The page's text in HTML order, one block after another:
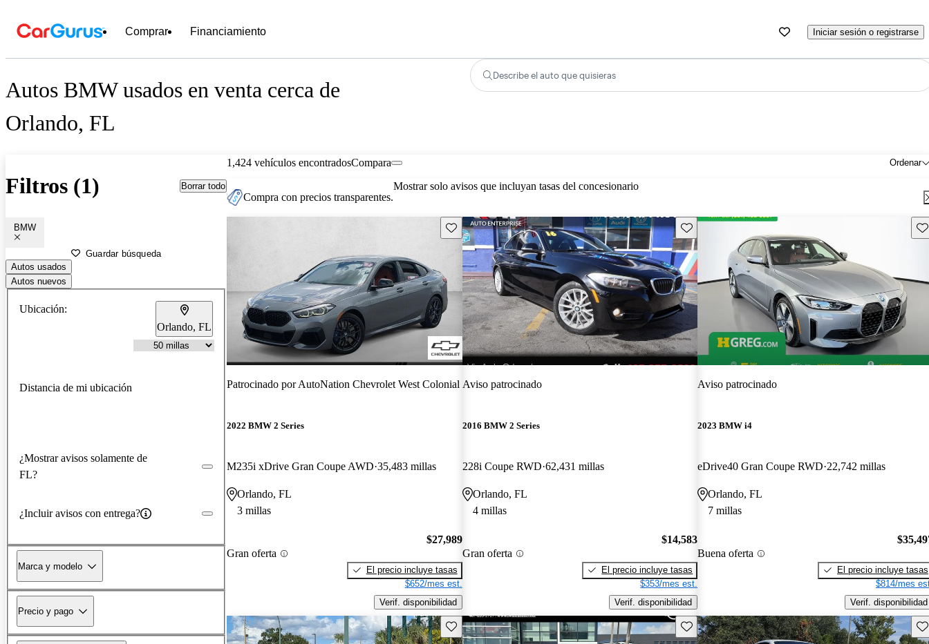
Comprar Financiamiento Iniciar sesión o registrarse
Autos BMW usados en venta cerca de
Orlando, FL
Describe el auto que quisieras
Filtros (1) Borrar todo
BMW
Guardar búsqueda
Autos usados
Autos nuevos
Ubicación:
Orlando, FL
Distancia de mi ubicación
¿Mostrar avisos solamente de
FL?
¿Incluir avisos con entrega?
Marca y modelo
Precio y pago
1,424 vehículos encontrados Ordenar
Compara
Compra con precios transparentes.
Mostrar solo avisos que incluyan tasas del concesionario
Guarda este Aviso
Patrocinado porAutoNation Chevrolet West Colonial
2022 BMW 2 Series
M235i xDrive Gran Coupe AWD 35,483 millas
Orlando, FL
3 millas
Gran oferta
$27,989
El precio incluye tasas
$652/mes est.
Verif. disponibilidad
Guarda este Aviso
Aviso patrocinado
2016 BMW 2 Series
228i Coupe RWD 62,431 millas
Orlando, FL
4 millas
Gran oferta
$14,583
El precio incluye tasas
$353/mes est.
Verif. disponibilidad
Aviso patrocinado
2023 BMW i4
eDrive40 Gran Coupe RWD 22,742 millas
Orlando, FL
7 millas
Buena oferta
El precio incluye tasas
$814/mes
Verif. disponibilidad
Guarda este Aviso Guarda este Aviso